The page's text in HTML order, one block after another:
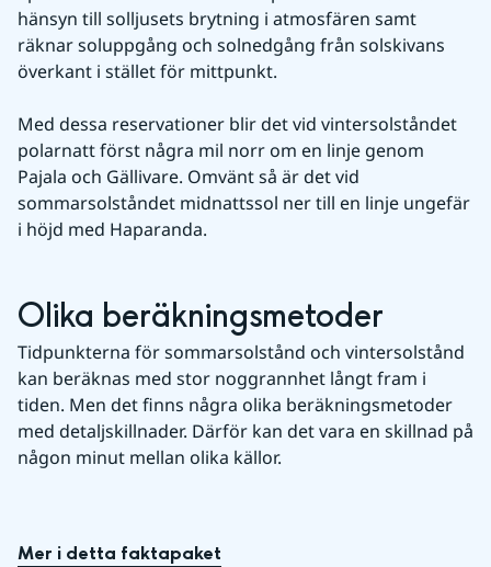
hänsyn till solljusets brytning i atmosfären samt
räknar soluppgång och solnedgång från solskivans
överkant i stället för mittpunkt.
Med dessa reservationer blir det vid vintersolståndet
polarnatt först några mil norr om en linje genom
Pajala och Gällivare. Omvänt så är det vid
sommarsolståndet midnattssol ner till en linje ungefär
i höjd med Haparanda.
Olika beräkningsmetoder
Tidpunkterna för sommarsolstånd och vintersolstånd
kan beräknas med stor noggrannhet långt fram i
tiden. Men det finns några olika beräkningsmetoder
med detaljskillnader. Därför kan det vara en skillnad på
någon minut mellan olika källor.
Mer i detta faktapaket